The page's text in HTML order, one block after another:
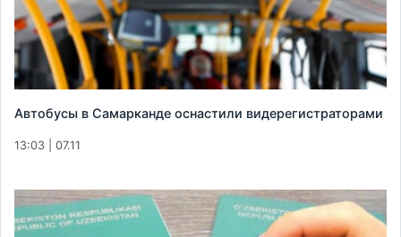
Автобусы в Самарканде оснастили видерегистраторами
13:03 | 07.11